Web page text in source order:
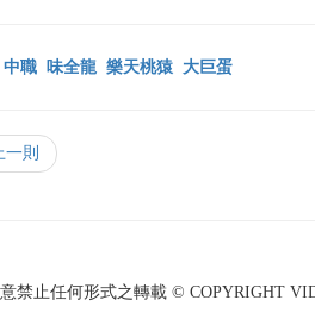
中職 味全龍 樂天桃猿 大巨蛋
則
禁止任何形式之轉載 © COPYRIGHT